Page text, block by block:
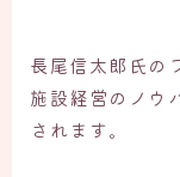
長尾信太郎氏の
施設経営のノウ
されます。